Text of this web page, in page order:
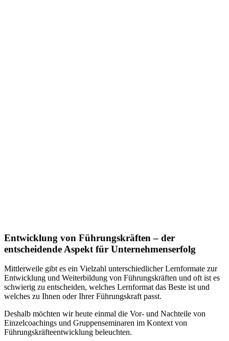
Entwicklung von Führungskräften – der
entscheidende Aspekt für Unternehmenserfolg
Mittlerweile gibt es ein Vielzahl unterschiedlicher Lernformate zur
Entwicklung und Weiterbildung von Führungskräften und oft ist es
schwierig zu entscheiden, welches Lernformat das Beste ist und
welches zu Ihnen oder Ihrer Führungskraft passt.
Deshalb möchten wir heute einmal die Vor- und Nachteile von
Einzelcoachings und Gruppenseminaren im Kontext von
Führungskräfteentwicklung beleuchten.